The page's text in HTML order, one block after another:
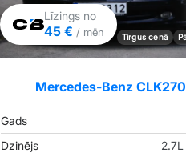
Līzings no
45 € / mēn Tirgus cenā
Mercedes-Benz CLK270
Gads
Dzinējs